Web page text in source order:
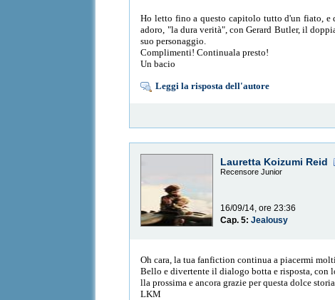
Ho letto fino a questo capitolo tutto d'un fiato, e
adoro, "la dura verità", con Gerard Butler, il
suo personaggio.
Complimenti! Continuala presto!
Un bacio
Leggi la risposta dell'autore
Lauretta Koizumi Reid
Recensore Junior
16/09/14, ore 23:36
Cap. 5:Jealousy
Oh cara, la tua fanfiction continua a piacermi
Bello e divertente il dialogo botta e risposta, con
lla prossima e ancora grazie per questa dolce
LKM